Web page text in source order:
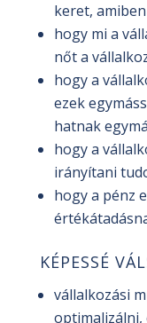
keret,
hogy mi a
nőt a
hogy a
ezek
hatnak
hogy a
irányítani
hogy a pénz
KÉPESSÉ
vállalkozási
optimalizálni,